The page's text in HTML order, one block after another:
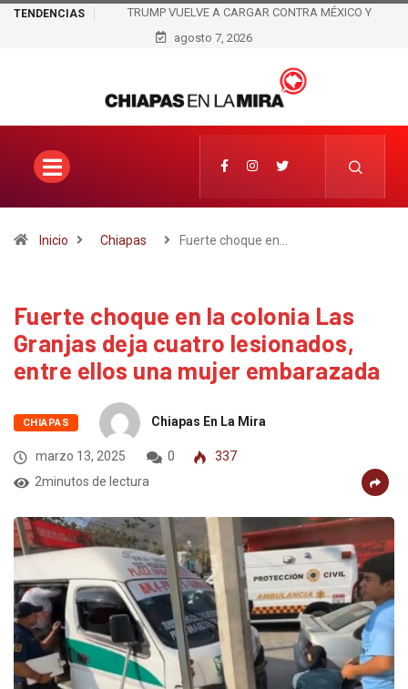
TENDENCIAS
TRUMP VUELVE A CARGAR CONTRA MÉXICO Y
PRESUME QUE LOS ARANCELES HAN ENRIQUECIDO A
agosto 7, 2026
Inicio Chiapas Fuerte choque en…
Fuerte choque en la colonia Las
Granjas deja cuatro lesionados,
entre ellos una mujer embarazada
CHIAPAS Chiapas En La Mira
marzo 13, 2025 0
337
2minutos de lectura